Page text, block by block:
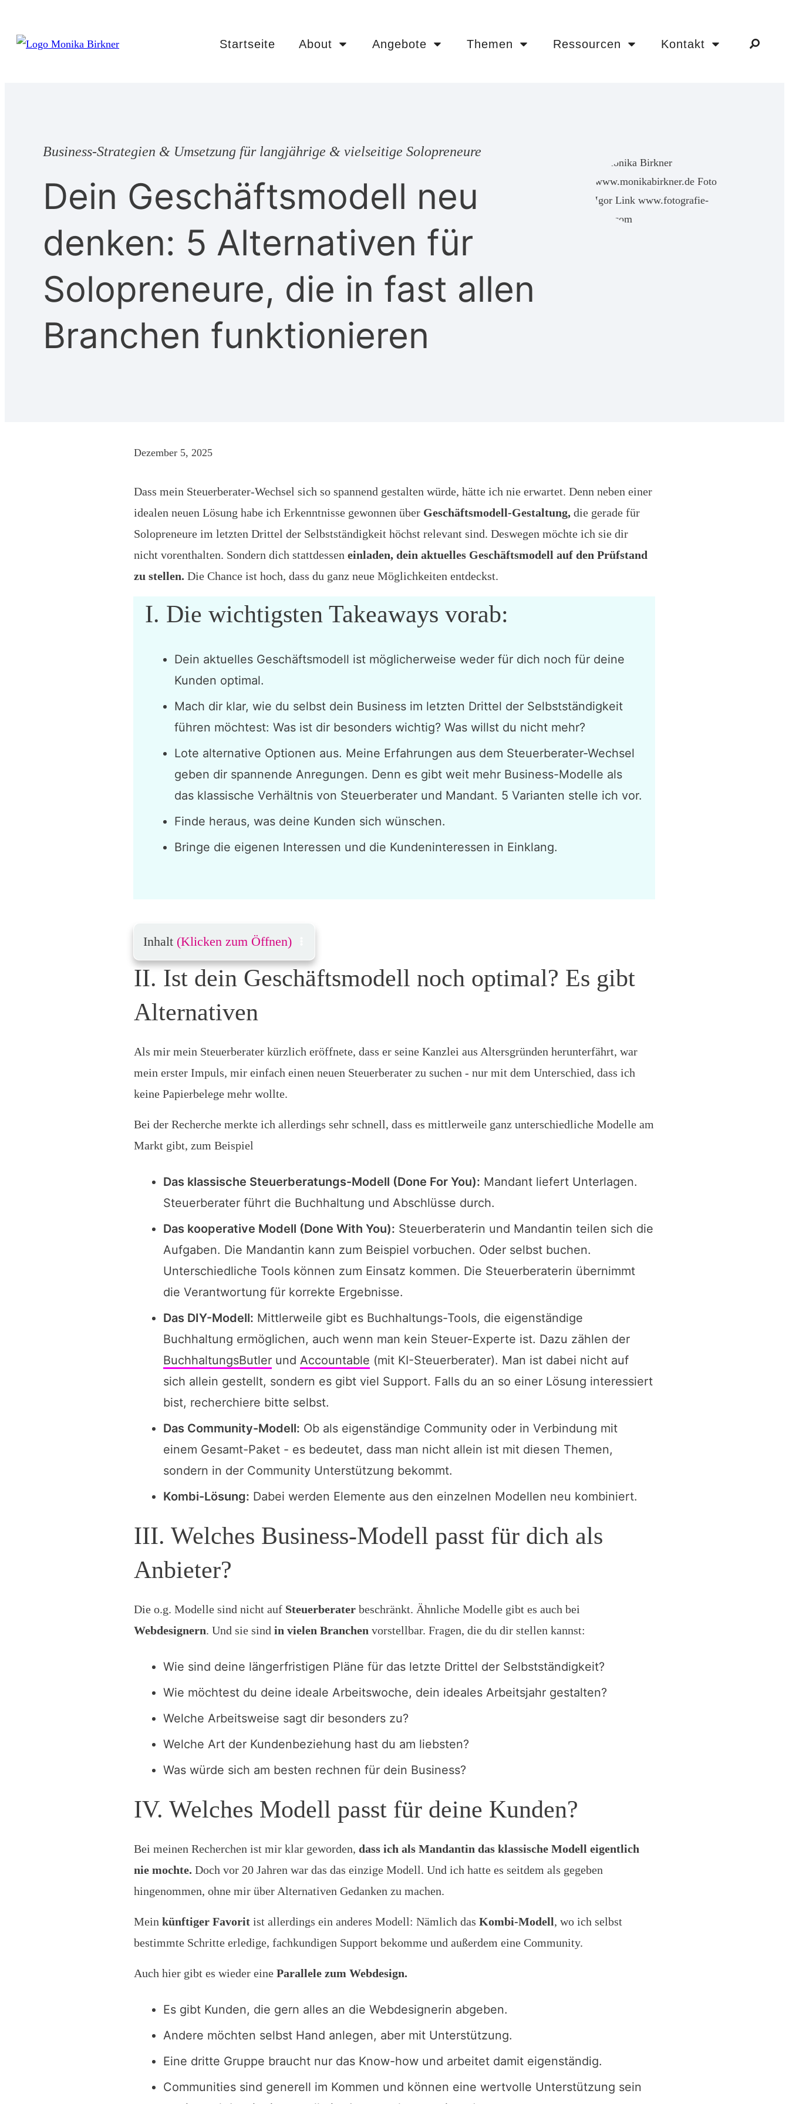
Startseite About Angebote Themen Ressourcen Kontakt
Business-Strategien & Umsetzung für langjährige & vielseitige Solopreneure
Dein Geschäftsmodell neu
denken: 5 Alternativen für
Solopreneure, die in fast allen
Branchen funktionieren
Dezember 5, 2025
Dass mein Steuerberater-Wechsel sich so spannend gestalten würde, hätte ich nie erwartet. Denn neben einer
idealen neuen Lösung habe ich Erkenntnisse gewonnen über Geschäftsmodell-Gestaltung, die gerade für
Solopreneure im letzten Drittel der Selbstständigkeit höchst relevant sind. Deswegen möchte ich sie dir
nicht vorenthalten. Sondern dich stattdesseneinladen, dein aktuelles Geschäftsmodell auf den Prüfstand
zu stellen. Die Chance ist hoch, dass du ganz neue Möglichkeiten entdeckst.
I. Die wichtigsten Takeaways vorab:
Dein aktuelles Geschäftsmodell ist möglicherweise weder für dich noch für deine
Kunden optimal.
Mach dir klar, wie du selbst dein Business im letzten Drittel der Selbstständigkeit
führen möchtest: Was ist dir besonders wichtig? Was willst du nicht mehr?
Lote alternative Optionen aus. Meine Erfahrungen aus dem Steuerberater-Wechsel
geben dir spannende Anregungen. Denn es gibt weit mehr Business-Modelle als
das klassische Verhältnis von Steuerberater und Mandant. 5 Varianten stelle ich vor.
Finde heraus, was deine Kunden sich wünschen.
Bringe die eigenen Interessen und die Kundeninteressen in Einklang.
Inhalt (Klicken zum Öffnen)
II. Ist dein Geschäftsmodell noch optimal? Es gibt
Alternativen
Als mir mein Steuerberater kürzlich eröffnete, dass er seine Kanzlei aus Altersgründen herunterfährt, war
mein erster Impuls, mir einfach einen neuen Steuerberater zu suchen - nur mit dem Unterschied, dass ich
keine Papierbelege mehr wollte.
Bei der Recherche merkte ich allerdings sehr schnell, dass es mittlerweile ganz unterschiedliche Modelle am
Markt gibt, zum Beispiel
Das klassische Steuerberatungs-Modell (Done For You): Mandant liefert Unterlagen.
Steuerberater führt die Buchhaltung und Abschlüsse durch.
Das kooperative Modell (Done With You): Steuerberaterin und Mandantin teilen sich die
Aufgaben. Die Mandantin kann zum Beispiel vorbuchen. Oder selbst buchen.
Unterschiedliche Tools können zum Einsatz kommen. Die Steuerberaterin übernimmt
die Verantwortung für korrekte Ergebnisse.
Das DIY-Modell: Mittlerweile gibt es Buchhaltungs-Tools, die eigenständige
Buchhaltung ermöglichen, auch wenn man kein Steuer-Experte ist. Dazu zählen der
BuchhaltungsButler und Accountable (mit KI-Steuerberater). Man ist dabei nicht auf
sich allein gestellt, sondern es gibt viel Support. Falls du an so einer Lösung interessiert
bist, recherchiere bitte selbst.
Das Community-Modell: Ob als eigenständige Community oder in Verbindung mit
einem Gesamt-Paket - es bedeutet, dass man nicht allein ist mit diesen Themen,
sondern in der Community Unterstützung bekommt.
Kombi-Lösung: Dabei werden Elemente aus den einzelnen Modellen neu kombiniert.
III. Welches Business-Modell passt für dich als
Anbieter?
Die o.g. Modelle sind nicht auf Steuerberater beschränkt. Ähnliche Modelle gibt es auch bei
Webdesignern. Und sie sindin vielen Branchenvorstellbar. Fragen, die du dir stellen kannst:
Wie sind deine längerfristigen Pläne für das letzte Drittel der Selbstständigkeit?
Wie möchtest du deine ideale Arbeitswoche, dein ideales Arbeitsjahr gestalten?
Welche Arbeitsweise sagt dir besonders zu?
Welche Art der Kundenbeziehung hast du am liebsten?
Was würde sich am besten rechnen für dein Business?
IV. Welches Modell passt für deine Kunden?
Bei meinen Recherchen ist mir klar geworden,dass ich als Mandantin das klassische Modell eigentlich
nie mochte. Doch vor 20 Jahren war das das einzige Modell. Und ich hatte es seitdem als gegeben
hingenommen, ohne mir über Alternativen Gedanken zu machen.
Meinkünftiger Favorit ist allerdings ein anderes Modell: Nämlich dasKombi-Modell, wo ich selbst
bestimmte Schritte erledige, fachkundigen Support bekomme und außerdem eine Community.
Auch hier gibt es wieder eineParallele zum Webdesign.
Es gibt Kunden, die gern alles an die Webdesignerin abgeben.
Andere möchten selbst Hand anlegen, aber mit Unterstützung.
Eine dritte Gruppe braucht nur das Know-how und arbeitet damit eigenständig.
Communities sind generell im Kommen und können eine wertvolle Unterstützung sein